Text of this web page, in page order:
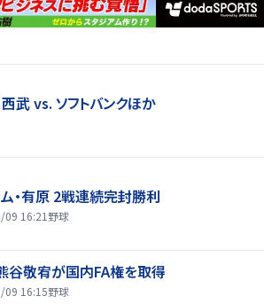
西武 vs. ソフトバンクほか
・有原 2戦連続完封勝利
16:21 野球
谷敬宥が国内FA権を取得
09 16:15野球